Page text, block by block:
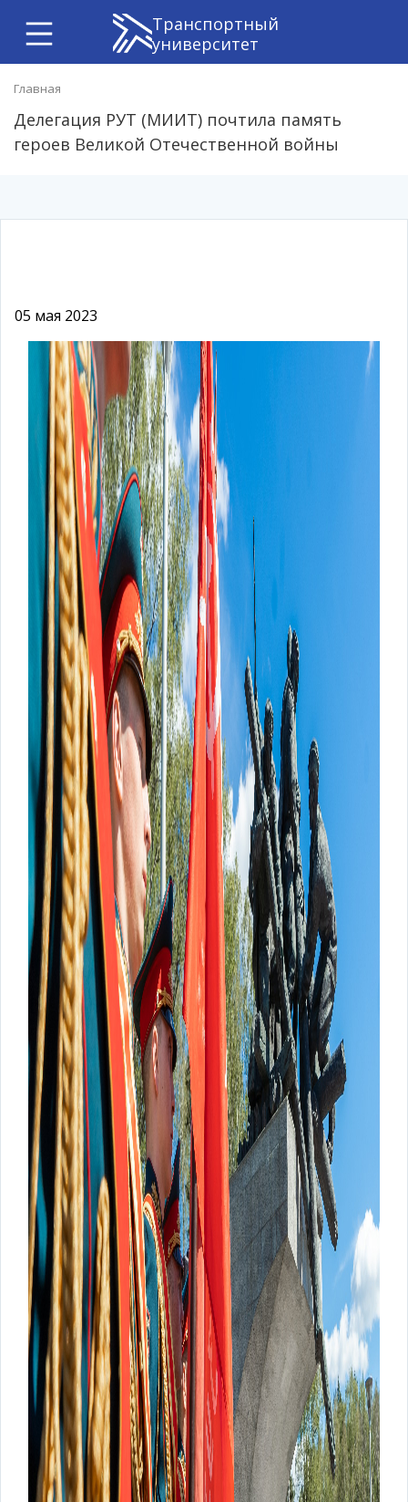
Транспортный
университет
Главная
Делегация РУТ (МИИТ) почтила память
героев Великой Отечественной войны
05 мая 2023